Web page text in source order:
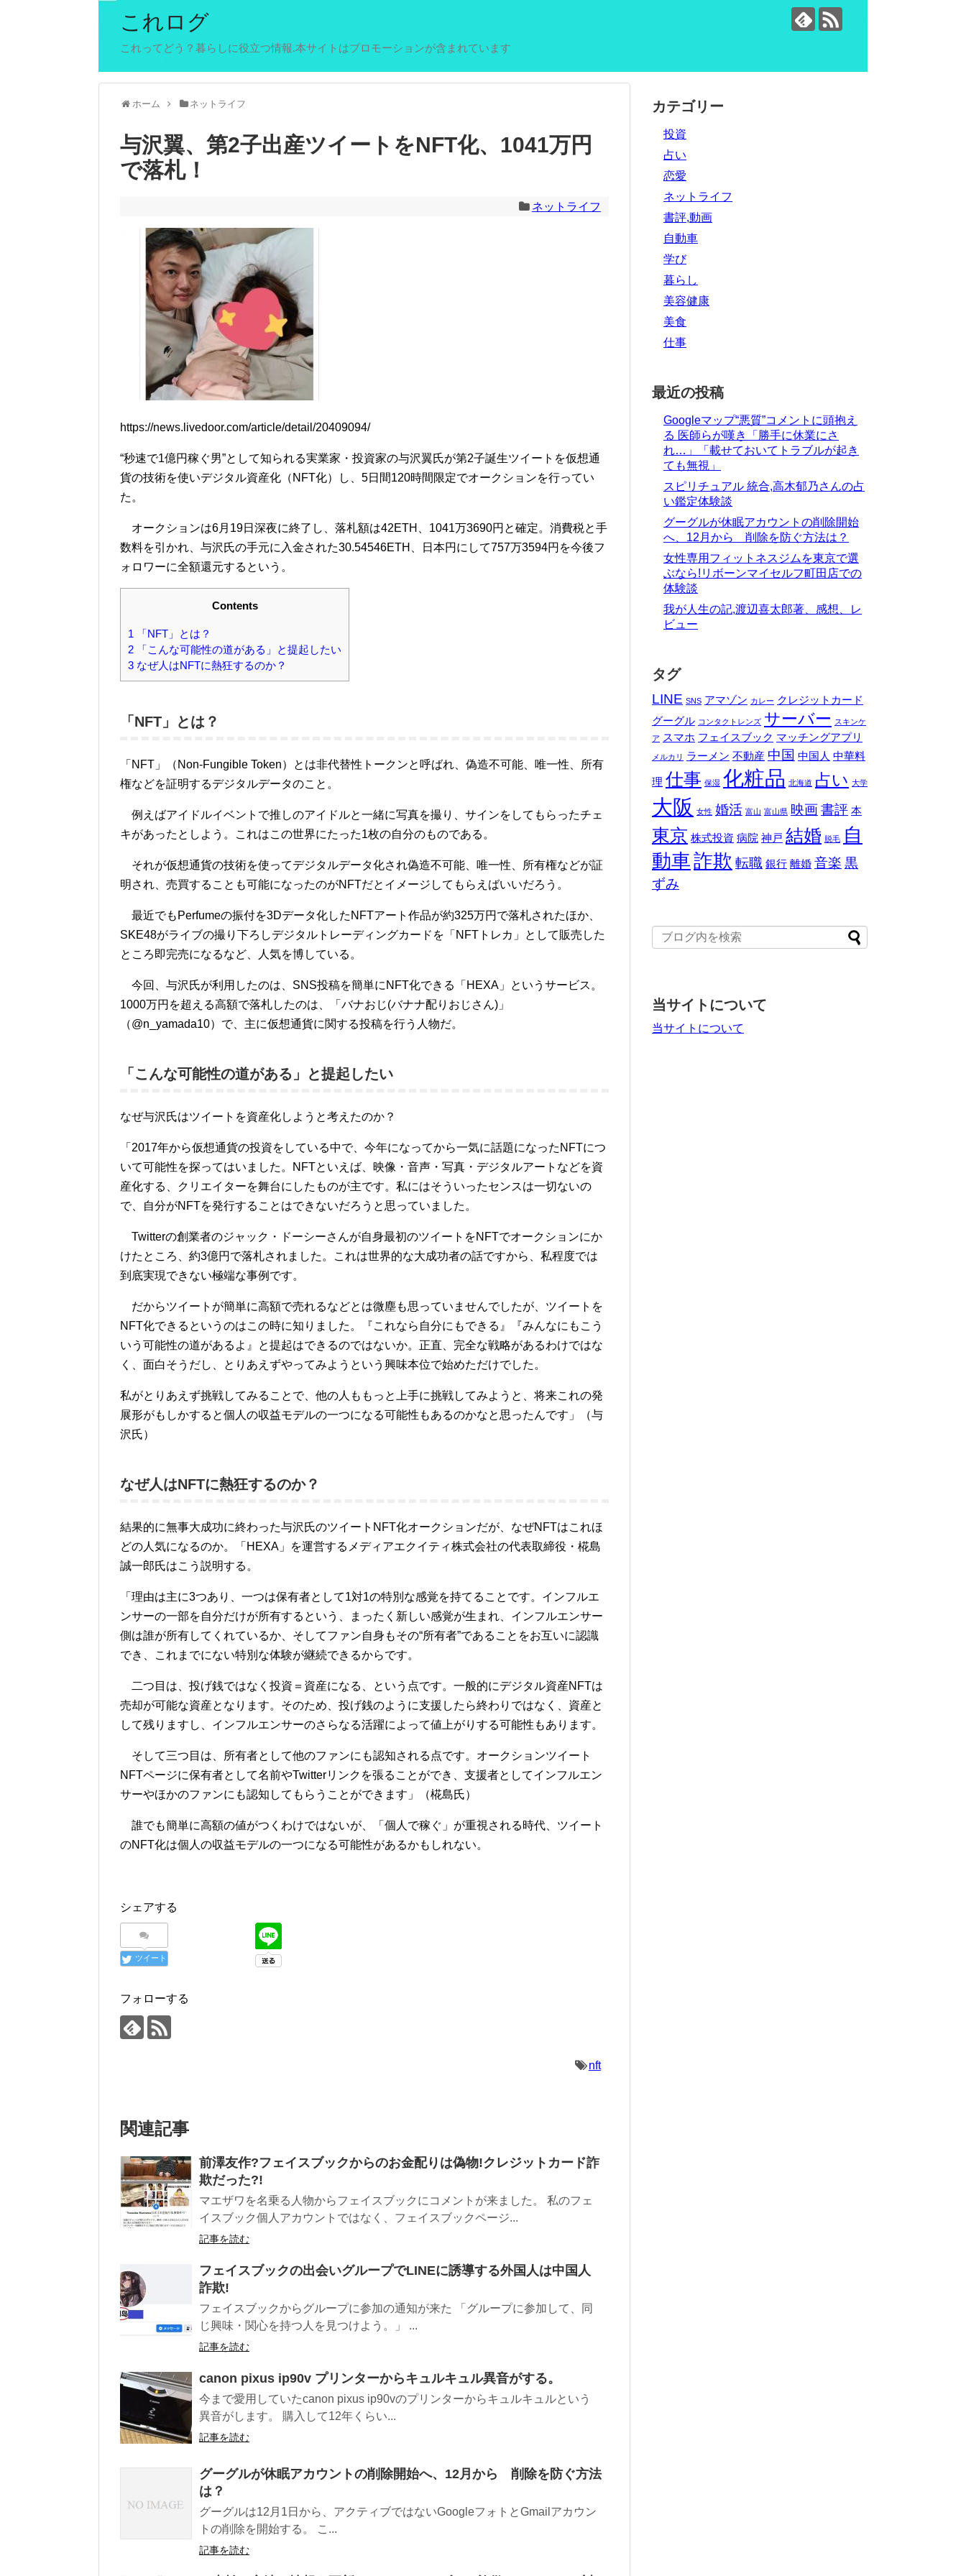
これログ
これってどう？暮らしに役立つ情報.本サイトはプロモーションが含まれています
ホーム ネットライフ
与沢翼、第2子出産ツイートをNFT化、1041万円
で落札！
ネットライフ
https://news.livedoor.com/article/detail/20409094/
“秒速で1億円稼ぐ男”として知られる実業家・投資家の与沢翼氏が第2子誕生ツイートを仮想通
貨の技術を使いデジタル資産化（NFT化）し、5日間120時間限定でオークションを行ってい
た。
オークションは6月19日深夜に終了し、落札額は42ETH、1041万3690円と確定。消費税と手
数料を引かれ、与沢氏の手元に入金された30.54546ETH、日本円にして757万3594円を今後フ
ォロワーに全額還元するという。
Contents
1 「NFT」とは？
2 「こんな可能性の道がある」と提起したい
3 なぜ人はNFTに熱狂するのか？
「NFT」とは？
「NFT」（Non-Fungible Token）とは非代替性トークンと呼ばれ、偽造不可能、唯一性、所有
権などを証明するデジタルデータのこと。
例えばアイドルイベントで推しのアイドルと一緒に写真を撮り、サインをしてもらったチェ
キがあったとしよう。これはこの世界にたった1枚の自分のものである。
それが仮想通貨の技術を使ってデジタルデータ化され偽造不可能、唯一性、所有権などが証
明され、売買することも可能になったのがNFTだとイメージしてもらえばいいだろう。
最近でもPerfumeの振付を3Dデータ化したNFTアート作品が約325万円で落札されたほか、
SKE48がライブの撮り下ろしデジタルトレーディングカードを「NFTトレカ」として販売した
ところ即完売になるなど、人気を博している。
今回、与沢氏が利用したのは、SNS投稿を簡単にNFT化できる「HEXA」というサービス。
1000万円を超える高額で落札したのは、「バナおじ(バナナ配りおじさん)」
（@n_yamada10）で、主に仮想通貨に関する投稿を行う人物だ。
「こんな可能性の道がある」と提起したい
なぜ与沢氏はツイートを資産化しようと考えたのか？
「2017年から仮想通貨の投資をしている中で、今年になってから一気に話題になったNFTにつ
いて可能性を探ってはいました。NFTといえば、映像・音声・写真・デジタルアートなどを資
産化する、クリエイターを舞台にしたものが主です。私にはそういったセンスは一切ないの
で、自分がNFTを発行することはできないだろうと思っていました。
Twitterの創業者のジャック・ドーシーさんが自身最初のツイートをNFTでオークションにか
けたところ、約3億円で落札されました。これは世界的な大成功者の話ですから、私程度では
到底実現できない極端な事例です。
だからツイートが簡単に高額で売れるなどとは微塵も思っていませんでしたが、ツイートを
NFT化できるというのはこの時に知りました。『これなら自分にもできる』『みんなにもこう
いう可能性の道があるよ』と提起はできるのではないか。正直、完全な戦略があるわけではな
く、面白そうだし、とりあえずやってみようという興味本位で始めただけでした。
私がとりあえず挑戦してみることで、他の人ももっと上手に挑戦してみようと、将来これの発
展形がもしかすると個人の収益モデルの一つになる可能性もあるのかなと思ったんです」（与
沢氏）
なぜ人はNFTに熱狂するのか？
結果的に無事大成功に終わった与沢氏のツイートNFT化オークションだが、なぜNFTはこれほ
どの人気になるのか。「HEXA」を運営するメディアエクイティ株式会社の代表取締役・椛島
誠一郎氏はこう説明する。
「理由は主に3つあり、一つは保有者として1対1の特別な感覚を持てることです。インフルエ
ンサーの一部を自分だけが所有するという、まったく新しい感覚が生まれ、インフルエンサー
側は誰が所有してくれているか、そしてファン自身もその“所有者”であることをお互いに認識
でき、これまでにない特別な体験が継続できるからです。
二つ目は、投げ銭ではなく投資＝資産になる、という点です。一般的にデジタル資産NFTは
売却が可能な資産となります。そのため、投げ銭のように支援したら終わりではなく、資産と
して残りますし、インフルエンサーのさらなる活躍によって値上がりする可能性もあります。
そして三つ目は、所有者として他のファンにも認知される点です。オークションツイート
NFTページに保有者として名前やTwitterリンクを張ることができ、支援者としてインフルエン
サーやほかのファンにも認知してもらうことができます」（椛島氏）
誰でも簡単に高額の値がつくわけではないが、「個人で稼ぐ」が重視される時代、ツイート
のNFT化は個人の収益モデルの一つになる可能性があるかもしれない。
シェアする
ツイート
フォローする
nft
関連記事
前澤友作?フェイスブックからのお金配りは偽物!クレジットカード詐
欺だった?!
マエザワを名乗る人物からフェイスブックにコメントが来ました。 私のフェ
イスブック個人アカウントではなく、フェイスブックページ...
記事を読む
フェイスブックの出会いグループでLINEに誘導する外国人は中国人
詐欺!
フェイスブックからグループに参加の通知が来た 「グループに参加して、同
じ興味・関心を持つ人を見つけよう。」 ...
記事を読む
canon pixus ip90v プリンターからキュルキュル異音がする。
今まで愛用していたcanon pixus ip90vのプリンターからキュルキュルという
異音がします。 購入して12年くらい...
記事を読む
グーグルが休眠アカウントの削除開始へ、12月から 削除を防ぐ方法
は？
グーグルは12月1日から、アクティブではないGoogleフォトとGmailアカウン
トの削除を開始する。 こ...
記事を読む
カテゴリー
投資
占い
恋愛
ネットライフ
書評,動画
自動車
学び
暮らし
美容健康
美食
仕事
最近の投稿
Googleマップ“悪質”コメントに頭抱え
る 医師らが嘆き「勝手に休業にさ
れ…」「載せておいてトラブルが起き
ても無視」
スピリチュアル 統合,高木郁乃さんの占
い鑑定体験談
グーグルが休眠アカウントの削除開始
へ、12月から 削除を防ぐ方法は？
女性専用フィットネスジムを東京で選
ぶなら!リボーンマイセルフ町田店での
体験談
我が人生の記,渡辺喜太郎著、感想、レ
ビュー
タグ
LINE SNS アマゾン カレー クレジットカード
グーグル コンタクトレンズ サーバー スキンケ
ア スマホ フェイスブック マッチングアプリ
メルカリ ラーメン 不動産 中国 中国人 中華料
理 仕事 保湿 化粧品 北海道 占い 大学
大阪 女性 婚活 富山 富山県 映画書評 本
東京 株式投資 病院 神戸 結婚 脱毛 自
動車詐欺 転職 銀行 離婚 音楽 黒
ずみ
当サイトについて
当サイトについて